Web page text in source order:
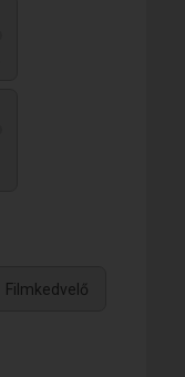
Filmkedvelő